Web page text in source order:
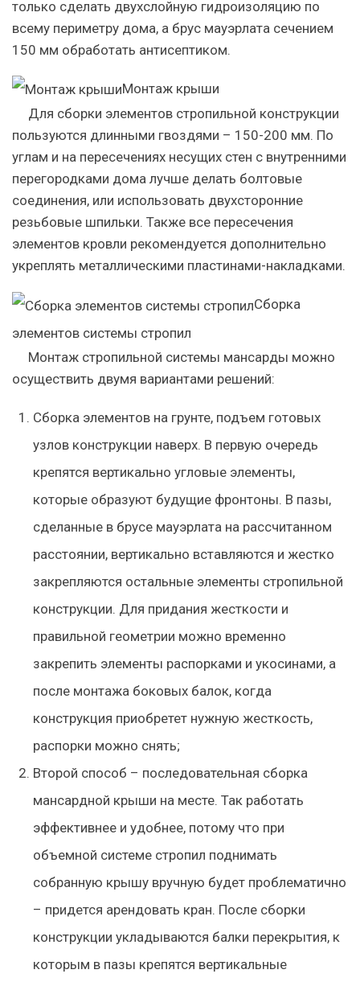
только сделать двухслойную гидроизоляцию по
всему периметру дома, а брус мауэрлата сечением
150 мм обработать антисептиком.
Монтаж крыши
Для сборки элементов стропильной конструкции
пользуются длинными гвоздями – 150-200 мм. По
углам и на пересечениях несущих стен с внутренними
перегородками дома лучше делать болтовые
соединения, или использовать двухсторонние
резьбовые шпильки. Также все пересечения
элементов кровли рекомендуется дополнительно
укреплять металлическими пластинами-накладками.
Сборка
элементов системы стропил
Монтаж стропильной системы мансарды можно
осуществить двумя вариантами решений:
Сборка элементов на грунте, подъем готовых
узлов конструкции наверх. В первую очередь
крепятся вертикально угловые элементы,
которые образуют будущие фронтоны. В пазы,
сделанные в брусе мауэрлата на рассчитанном
расстоянии, вертикально вставляются и жестко
закрепляются остальные элементы стропильной
конструкции. Для придания жесткости и
правильной геометрии можно временно
закрепить элементы распорками и укосинами, а
после монтажа боковых балок, когда
конструкция приобретет нужную жесткость,
распорки можно снять;
Второй способ – последовательная сборка
мансардной крыши на месте. Так работать
эффективнее и удобнее, потому что при
объемной системе стропил поднимать
собранную крышу вручную будет проблематично
– придется арендовать кран. После сборки
конструкции укладываются балки перекрытия, к
которым в пазы крепятся вертикальные